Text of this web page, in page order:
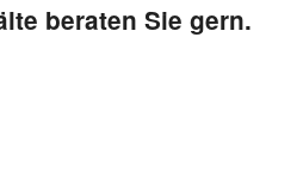
beraten Sie gern.